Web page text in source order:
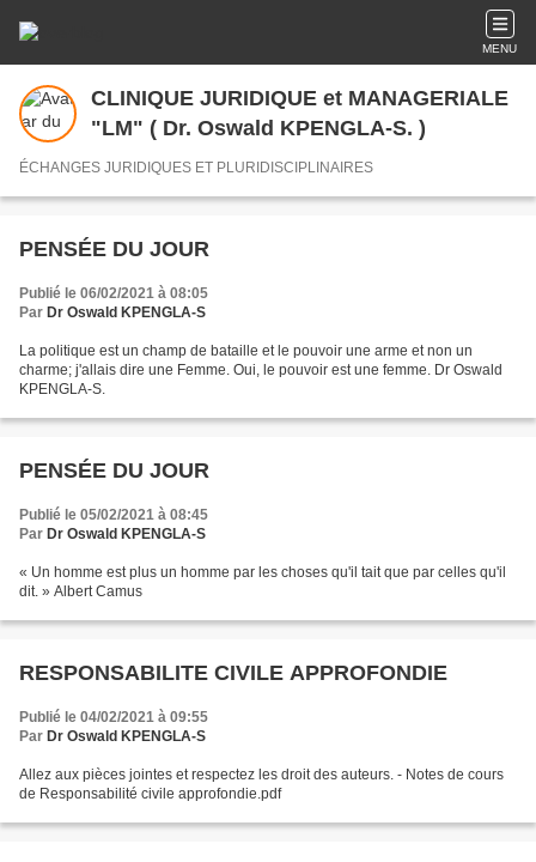
MENU
CLINIQUE JURIDIQUE et MANAGERIALE
"LM" ( Dr. Oswald KPENGLA-S. )
ÉCHANGES JURIDIQUES ET PLURIDISCIPLINAIRES
PENSÉE DU JOUR
Publié le 06/02/2021 à 08:05
Par Dr Oswald KPENGLA-S
La politique est un champ de bataille et le pouvoir une arme et non un
charme; j'allais dire une Femme. Oui, le pouvoir est une femme. Dr Oswald
KPENGLA-S.
PENSÉE DU JOUR
Publié le 05/02/2021 à 08:45
Par Dr Oswald KPENGLA-S
« Un homme est plus un homme par les choses qu'il tait que par celles qu'il
dit. » Albert Camus
RESPONSABILITE CIVILE APPROFONDIE
Publié le 04/02/2021 à 09:55
Par Dr Oswald KPENGLA-S
Allez aux pièces jointes et respectez les droit des auteurs. - Notes de cours
de Responsabilité civile approfondie.pdf